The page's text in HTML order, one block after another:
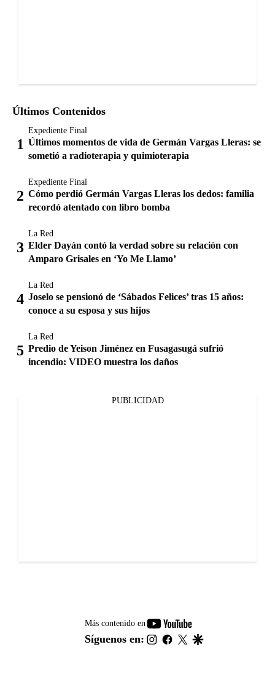
Últimos Contenidos
Expediente Final
Últimos momentos de vida de Germán Vargas Lleras: se
sometió a radioterapia y quimioterapia
Expediente Final
Cómo perdió Germán Vargas Lleras los dedos: familia
recordó atentado con libro bomba
La Red
Elder Dayán contó la verdad sobre su relación con
Amparo Grisales en ‘Yo Me Llamo’
La Red
Joselo se pensionó de ‘Sábados Felices’ tras 15 años:
conoce a su esposa y sus hijos
La Red
Predio de Yeison Jiménez en Fusagasugá sufrió
incendio: VIDEO muestra los daños
PUBLICIDAD
Más contenido en
youtube-
footer
Síguenos en: instagram
facebook
twitter